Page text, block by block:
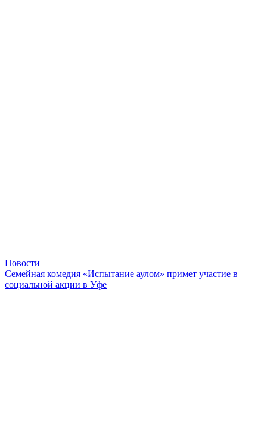
Новости
Семейная комедия «Испытание аулом» примет участие в
социальной акции в Уфе